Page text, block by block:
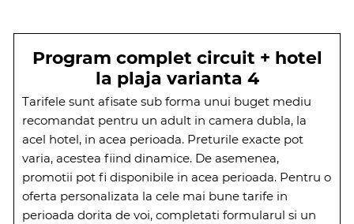
Program complet circuit + hotel
la plaja varianta 4
Tarifele sunt afisate sub forma unui buget mediu
recomandat pentru un adult in camera dubla, la
acel hotel, in acea perioada. Preturile exacte pot
varia, acestea fiind dinamice. De asemenea,
promotii pot fi disponibile in acea perioada. Pentru o
oferta personalizata la cele mai bune tarife in
perioada dorita de voi, completati formularul si un